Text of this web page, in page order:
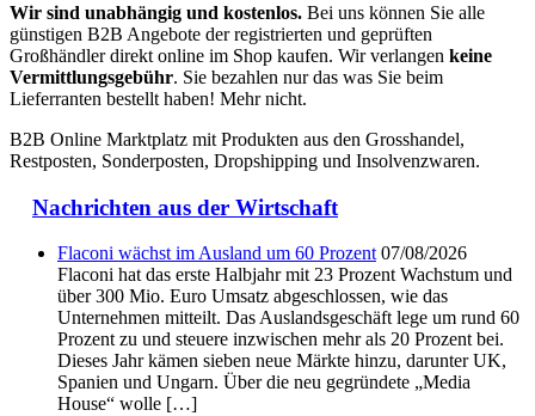
Wir sind unabhängig und kostenlos. Bei uns können Sie alle
günstigen B2B Angebote der registrierten und geprüften
Großhändler direkt online im Shop kaufen. Wir verlangen keine
Vermittlungsgebühr. Sie bezahlen nur das was Sie beim
Lieferranten bestellt haben! Mehr nicht.
B2B Online Marktplatz mit Produkten aus den Grosshandel,
Restposten, Sonderposten, Dropshipping und Insolvenzwaren.
Nachrichten aus der Wirtschaft
Flaconi wächst im Ausland um 60 Prozent 07/08/2026
Flaconi hat das erste Halbjahr mit 23 Prozent Wachstum und
über 300 Mio. Euro Umsatz abgeschlossen, wie das
Unternehmen mitteilt. Das Auslandsgeschäft lege um rund 60
Prozent zu und steuere inzwischen mehr als 20 Prozent bei.
Dieses Jahr kämen sieben neue Märkte hinzu, darunter UK,
Spanien und Ungarn. Über die neu gegründete „Media
House“ wolle […]